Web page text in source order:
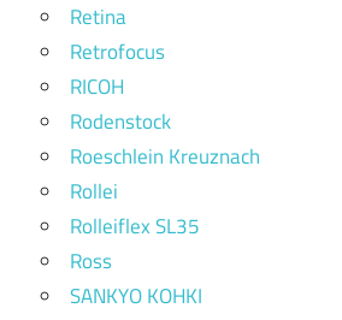
Retina
Retrofocus
RICOH
Rodenstock
Roeschlein Kreuznach
Rollei
Rolleiflex SL35
Ross
SANKYO KOHKI